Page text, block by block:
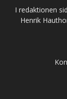
I redaktionen
Henrik